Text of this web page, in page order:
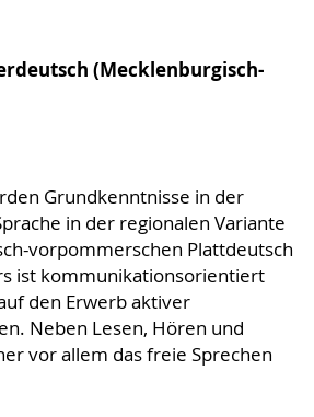
(Mecklenburgisch-
Grundkenntnisse in der
in der regionalen Variante
vorpommerschen Plattdeutsch
ist kommunikationsorientiert
den Erwerb aktiver
Neben Lesen, Hören und
vor allem das freie Sprechen